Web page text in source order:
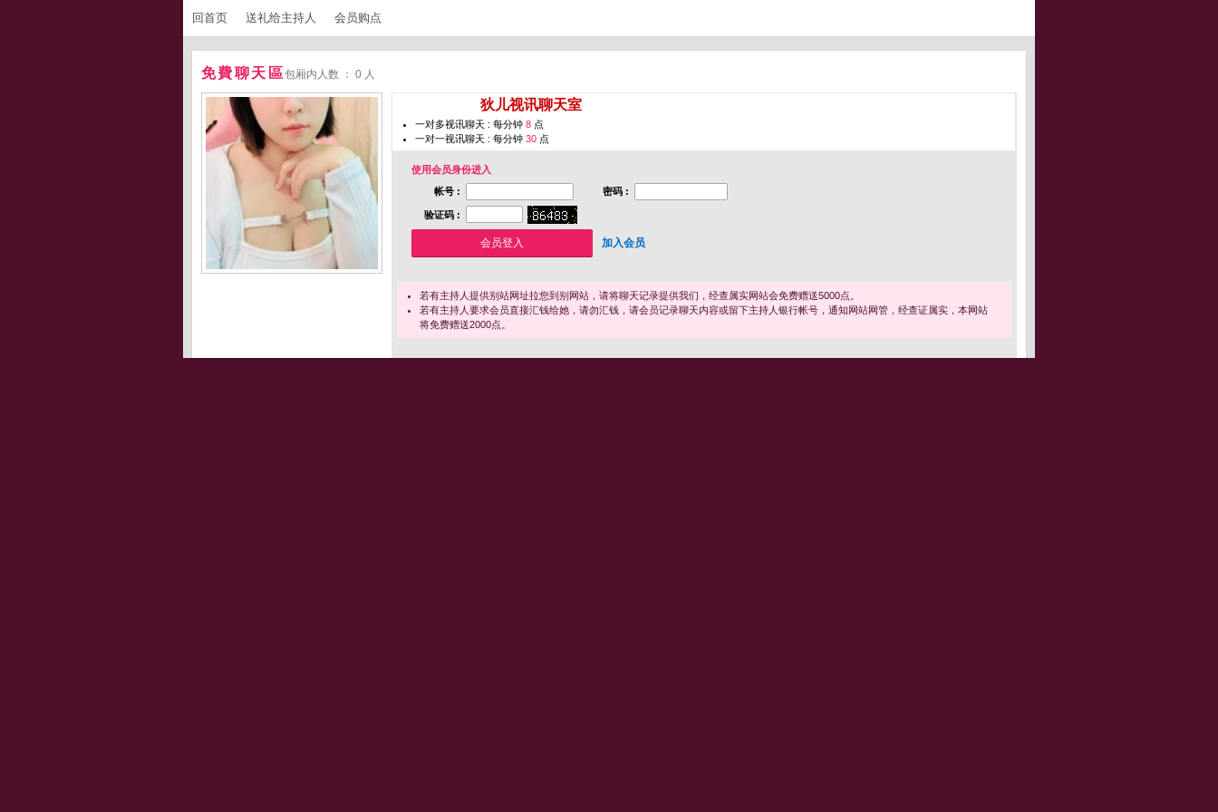
回首页 送礼给主持人 会员购点
免費聊天區包厢内人数 ： 0 人
狄儿视讯聊天室
一对多视讯聊天 : 每分钟 8 点
一对一视讯聊天 : 每分钟 30 点
使用会员身份进入
帐号 :
密码 :
验证码 :
加入会员
若有主持人提供别站网址拉您到别网站，请将聊天记录提供我们，经查属实网站会免费赠送5000点。
若有主持人要求会员直接汇钱给她，请勿汇钱，请会员记录聊天内容或留下主持人银行帐号，通知网站网管，经查证属实，本网站
将免费赠送2000点。